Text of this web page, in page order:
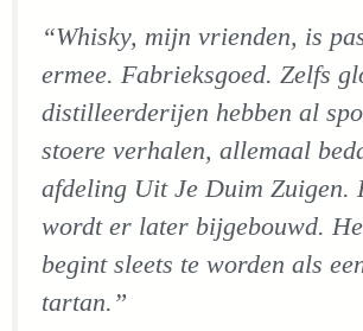
“Whisky, mijn vrienden, is
ermee. Fabrieksgoed. Zelfs
distilleerderijen hebben al
stoere verhalen, allemaal
afdeling Uit Je Duim Zuigen.
wordt er later bijgebouwd.
begint sleets te worden als
tartan.”